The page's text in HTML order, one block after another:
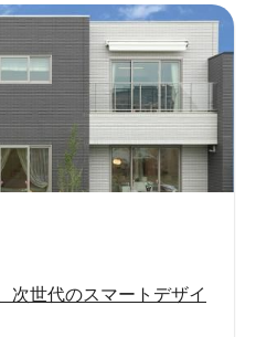
次世代のスマートデザイ